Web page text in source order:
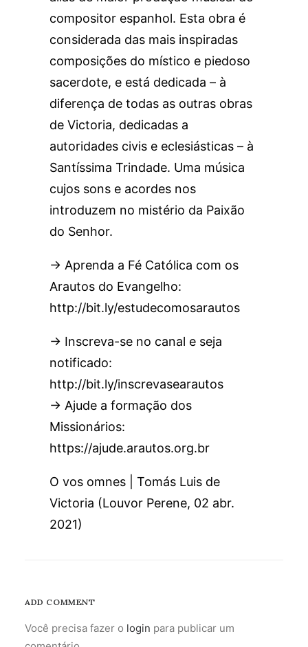
compositor espanhol. Esta obra é
considerada das mais inspiradas
composições do místico e piedoso
sacerdote, e está dedicada – à
diferença de todas as outras obras
de Victoria, dedicadas a
autoridades civis e eclesiásticas – à
Santíssima Trindade. Uma música
cujos sons e acordes nos
introduzem no mistério da Paixão
do Senhor.
→ Aprenda a Fé Católica com os
Arautos do Evangelho:
http://bit.ly/estudecomosarautos
→ Inscreva-se no canal e seja
notificado:
http://bit.ly/inscrevasearautos
→ Ajude a formação dos
Missionários:
https://ajude.arautos.org.br
O vos omnes | Tomás Luis de
Victoria (Louvor Perene, 02 abr.
2021)
ADD COMMENT
Você precisa fazer o login para publicar um